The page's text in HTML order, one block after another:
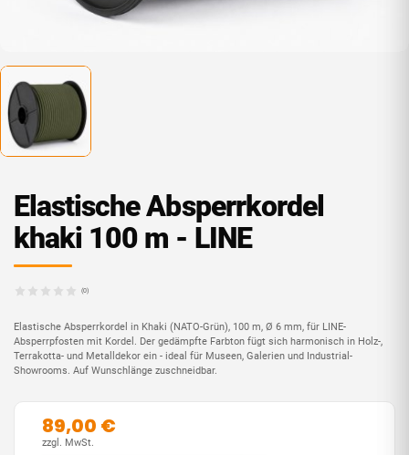
Elastische Absperrkordel
khaki 100 m - LINE
(0)
Elastische Absperrkordel in Khaki (NATO-Grün), 100 m, Ø 6 mm, für LINE-
Absperrpfosten mit Kordel. Der gedämpfte Farbton fügt sich harmonisch in Holz-,
Terrakotta- und Metalldekor ein - ideal für Museen, Galerien und Industrial-
Showrooms. Auf Wunschlänge zuschneidbar.
89,00 €
zzgl. MwSt.